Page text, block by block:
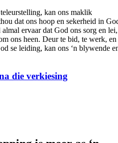
kan ons maklik
dat ons hoop en sekerheid in
ervaar dat God ons sorg en lei,
ons heen. Deur te bid, te werk, en
se leiding, kan ons ‘n blywende
die verkiesing